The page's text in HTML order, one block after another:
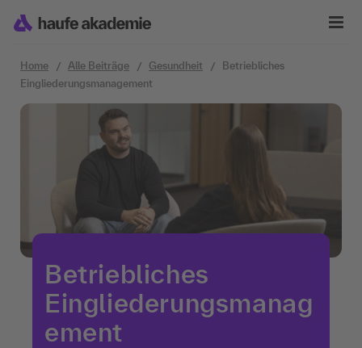
Home Alle Beiträge Gesundheit
Betriebliches
Eingliederungsmanagement
Betriebliches
Eingliederungsmanag
ement